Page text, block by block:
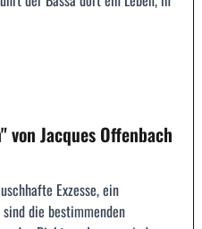
von Jacques Offenbach
Exzesse, ein
die bestimmenden